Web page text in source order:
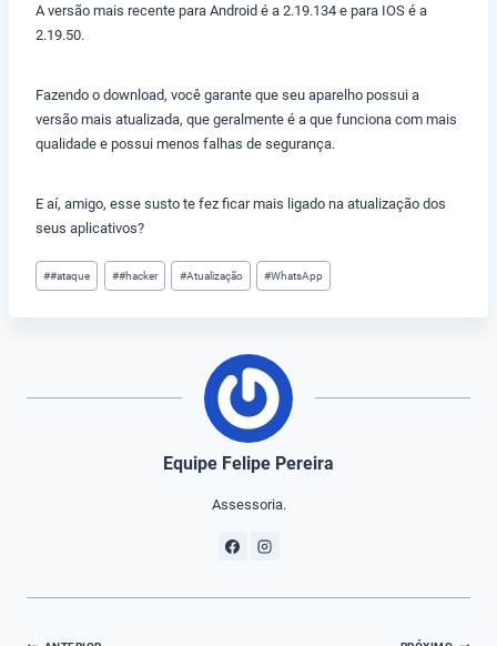
A versão mais recente para Android é a 2.19.134 e para IOS é a
2.19.50.
Fazendo o download, você garante que seu aparelho possui a
versão mais atualizada, que geralmente é a que funciona com mais
qualidade e possui menos falhas de segurança.
E aí, amigo, esse susto te fez ficar mais ligado na atualização dos
seus aplicativos?
Tags
do
##ataque ##hacker #Atualização #WhatsApp
Equipe Felipe Pereira
Assessoria.